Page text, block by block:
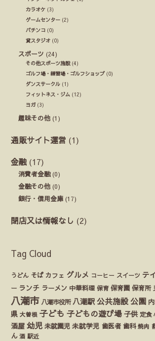
カラオケ (3)
ゲームセンター (2)
パチンコ (0)
貸スタジオ (0)
スポーツ (24)
その他スポーツ施設(4)
ゴルフ場・練習場・ゴルフショップ(0)
ダンスサークル (1)
フィットネス・ジム (12)
ヨガ (3)
趣味その他 (1)
通販サイト運営 (1)
金融 (17)
消費者金融(0)
金融その他 (0)
銀行・信用金庫 (17)
閉店又は情報なし (2)
Tag Cloud
うどん そば カフェ グルメ コーヒー スイーツ テ
ー ランチ ラーメン 中華料理 保育 保育園 保育所
八潮市 八潮市役所 八潮駅 公共施設 公園
県 大曽根 子ども 子どもの遊び場 子供 定食
酒屋 幼児 未就園児 未就学児 歯医者 歯科 焼肉
ん 酒 駅近